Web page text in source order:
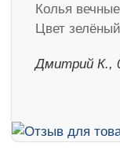
Колья
Цвет
Дмитрий К.,